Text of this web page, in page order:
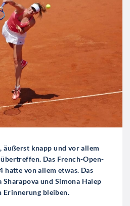
äußerst knapp und vor allem
Das French-Open-
hatte von allem etwas. Das
und Simona Halep
Erinnerung bleiben.